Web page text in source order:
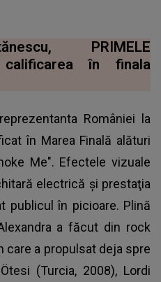
PRIMELE
calificarea în finala
României la
în Marea Finală alături
Me". Efectele vizuale
electrică şi prestaţia
publicul în picioare. Plină
a făcut din rock
care a propulsat deja spre
(Turcia, 2008), Lordi